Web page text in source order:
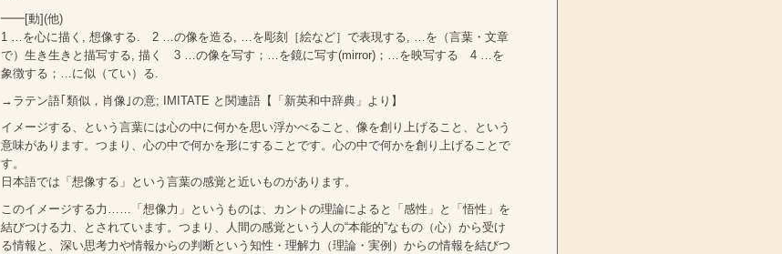
━━[動](他)
1 …を心に描く, 想像する. 2 …の像を造る, …を彫刻［絵など］で表現する, …を（言葉・文章
で）生き生きと描写する, 描く 3 …の像を写す；…を鏡に写す(mirror)；…を映写する 4 …を
象徴する；…に似（てい）る.
→ラテン語｢類似，肖像｣の意; IMITATE と関連語【「新英和中辞典」より】
イメージする、という言葉には心の中に何かを思い浮かべること、像を創り上げること、という
意味があります。つまり、心の中で何かを形にすることです。心の中で何かを創り上げることで
す。
日本語では「想像する」という言葉の感覚と近いものがあります。
このイメージする力……「想像力」というものは、カントの理論によると「感性」と「悟性」を
結びつける力、とされています。つまり、人間の感覚という人の“本能的”なもの（心）から受け
る情報と、深い思考力や情報からの判断という知性・理解力（理論・実例）からの情報を結びつ